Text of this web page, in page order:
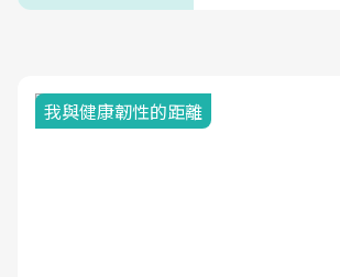
我與健康韌性的距離